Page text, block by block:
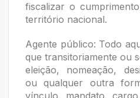
fiscalizar o
território nacional.
Agente público: Todo
que transitoriamente ou
eleição, nomeação,
ou qualquer outra
vínculo, mandato,